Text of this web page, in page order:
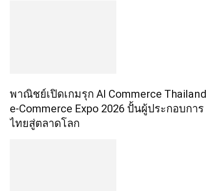
พาณิชย์เปิดเกมรุก AI Commerce Thailand
e-Commerce Expo 2026 ปั้นผู้ประกอบการ
ไทยสู่ตลาดโลก